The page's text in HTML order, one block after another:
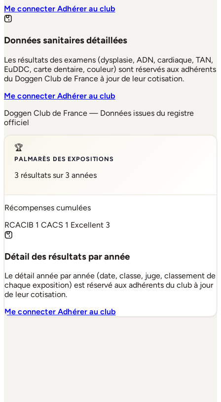
Me connecterAdhérer au club
Données sanitaires détaillées
Les résultats des examens (dysplasie, ADN, cardiaque, TAN,
EuDDC, carte dentaire, couleur) sont réservés aux adhérents
du Doggen Club de France à jour de leur cotisation.
Me connecterAdhérer au club
Doggen Club de France — Données issues du registre
officiel
🏆
PALMARÈS DES EXPOSITIONS
3 résultats sur 3 années
Récompenses cumulées
RCACIB 1 CACS 1 Excellent 3
Détail des résultats par année
Le détail année par année (date, classe, juge, classement de
chaque exposition) est réservé aux adhérents du club à jour
de leur cotisation.
Me connecterAdhérer au club